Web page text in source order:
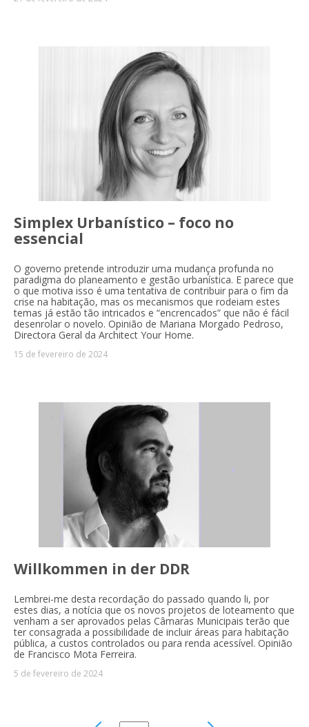
Simplex Urbanístico – foco no
essencial
O governo pretende introduzir uma mudança profunda no
paradigma do planeamento e gestão urbanística. E parece que
o que motiva isso é uma tentativa de contribuir para o fim da
crise na habitação, mas os mecanismos que rodeiam estes
temas já estão tão intricados e “encrencados” que não é fácil
desenrolar o novelo. Opinião de Mariana Morgado Pedroso,
Directora Geral da Architect Your Home.
15 de fevereiro de 2024
Willkommen in der DDR
Lembrei-me desta recordação do passado quando li, por
estes dias, a notícia que os novos projetos de loteamento que
venham a ser aprovados pelas Câmaras Municipais terão que
ter consagrada a possibilidade de incluir áreas para habitação
pública, a custos controlados ou para renda acessível. Opinião
de Francisco Mota Ferreira.
5 de fevereiro de 2024